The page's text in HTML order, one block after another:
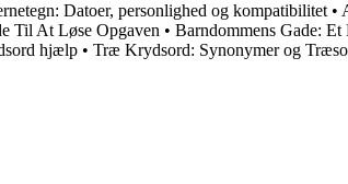
Datoer, personlighed og kompatibilitet •
Til At Løse Opgaven • Barndommens Gade:
hjælp • Træ Krydsord: Synonymer og